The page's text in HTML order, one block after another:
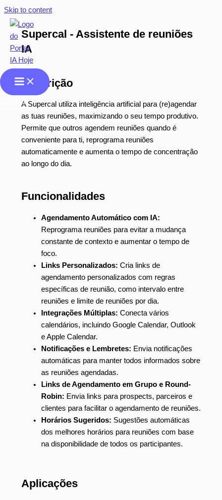
Skip to content
Search
Supercal - Assistente de reuniões
IA
Descrição
A Supercal utiliza inteligência artificial para (re)agendar
as tuas reuniões, maximizando o seu tempo produtivo.
Permite que outros agendem reuniões quando é
conveniente para ti, reprograma reuniões
automaticamente e aumenta o tempo de concentração
ao longo do dia.
Funcionalidades
Agendamento Automático com IA:
Reprograma reuniões para evitar a mudança
constante de contexto e aumentar o tempo de
foco.
Links Personalizados: Cria links de
agendamento personalizados com regras
específicas de reunião, como intervalo entre
reuniões e limite de reuniões por dia.
Integrações Múltiplas: Conecta vários
calendários, incluindo Google Calendar, Outlook
e Apple Calendar.
Notificações e Lembretes: Envia notificações
automáticas para manter todos informados sobre
as reuniões agendadas.
Links de Agendamento em Grupo e Round-
Robin: Envia links para prospects, parceiros e
clientes para facilitar o agendamento de reuniões.
Horários Sugeridos: Sugestões automáticas
dos melhores horários para reuniões com base
na disponibilidade de todos os participantes.
Aplicações